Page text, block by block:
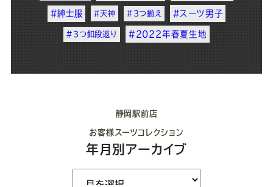
#紳士服 #天神 #3つ揃え #スーツ男子
#3つ釦段返り #2022年春夏生地
静岡駅前店
お客様スーツコレクション
年月別アーカイブ